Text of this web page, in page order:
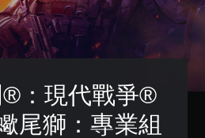
®：現代戰爭®
尾獅：專業組